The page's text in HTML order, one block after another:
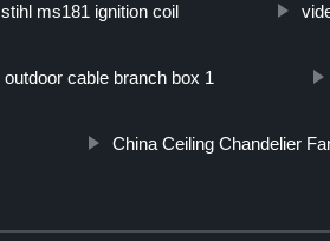
stihl ms181 ignition coil
outdoor cable branch box 1
China Ceiling Chandelier